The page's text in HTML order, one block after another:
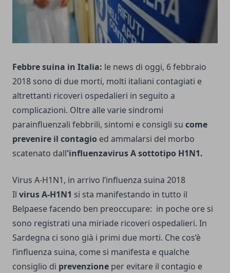
Febbresuina in Italia: le news di oggi, 6 febbraio
2018 sono di due morti, molti italiani contagiati e
altrettanti ricoveri ospedalieri in seguito a
complicazioni. Oltre alle varie sindromi
parainfluenzali febbrili, sintomi e consigli su come
prevenire il contagio ed ammalarsi del morbo
scatenato dall'influenzavirus A sottotipo H1N1.
Virus A-H1N1, in arrivo l’influenza suina 2018
Il virus A-H1N1 si sta manifestando in tutto il
Belpaese facendo ben preoccupare: in poche ore si
sono registrati una miriade ricoveri ospedalieri. In
Sardegna ci sono già i primi due morti. Che cos’è
l’influenza suina, come si manifesta e qualche
consiglio di prevenzione per evitare il contagio e